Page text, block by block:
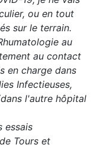
ou en tout
sur le terrain.
au
au contact
en charge dans
Infectieuses,
l'autre hôpital
essais
Tours et